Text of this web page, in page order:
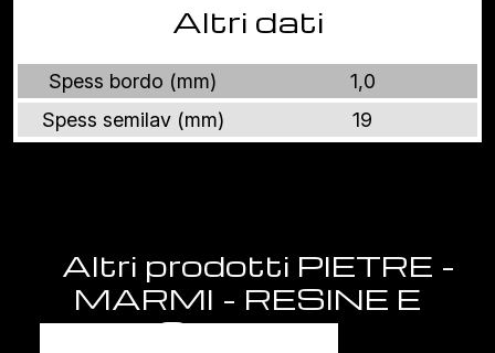
Altri dati
Spess bordo (mm)
1,0
Spess semilav (mm)
19
Altri prodotti PIETRE -
MARMI - RESINE E
GRANITI